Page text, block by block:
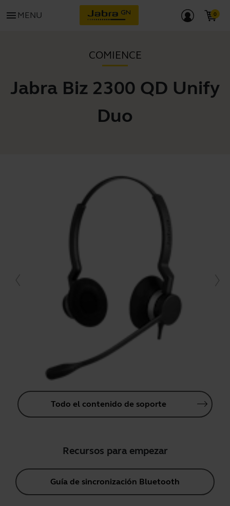
menu MENU
COMIENCE
Jabra Biz 2300 QD Unify
Duo
Todo el contenido de soporte
Recursos para empezar
Guía de sincronización Bluetooth